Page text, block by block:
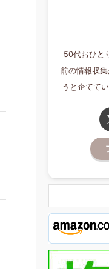
50代おひと
前の情報収
うと企てて